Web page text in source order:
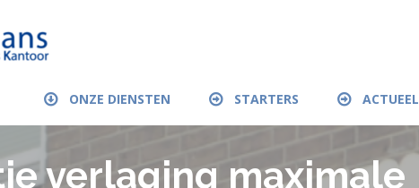
ONZE DIENSTEN STARTERS ACTUEEL
verlaging maximale